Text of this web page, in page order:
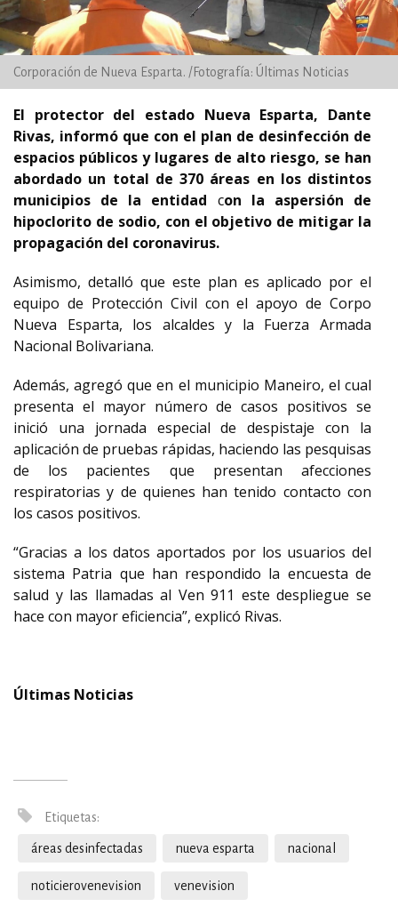
Corporación de Nueva Esparta. /Fotografía: Últimas Noticias
El protector del estado Nueva Esparta, Dante
Rivas, informó que con el plan de desinfección de
espacios públicos y lugares de alto riesgo, se han
abordado un total de 370 áreas en los distintos
municipios de la entidad con la aspersión de
hipoclorito de sodio, con el objetivo de mitigar la
propagación del coronavirus.
Asimismo, detalló que este plan es aplicado por el
equipo de Protección Civil con el apoyo de Corpo
Nueva Esparta, los alcaldes y la Fuerza Armada
Nacional Bolivariana.
Además, agregó que en el municipio Maneiro, el cual
presenta el mayor número de casos positivos se
inició una jornada especial de despistaje con la
aplicación de pruebas rápidas, haciendo las pesquisas
de los pacientes que presentan afecciones
respiratorias y de quienes han tenido contacto con
los casos positivos.
“Gracias a los datos aportados por los usuarios del
sistema Patria que han respondido la encuesta de
salud y las llamadas al Ven 911 este despliegue se
hace con mayor eficiencia”, explicó Rivas.
Últimas Noticias
Etiquetas:
áreas desinfectadas nueva esparta nacional
noticierovenevision venevision